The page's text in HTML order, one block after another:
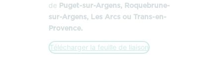
de
Puget-sur-Argens, Roquebrune-
sur-Argens, Les Arcs ou Trans-en-
Provence.
Télécharger la feuille de liaison